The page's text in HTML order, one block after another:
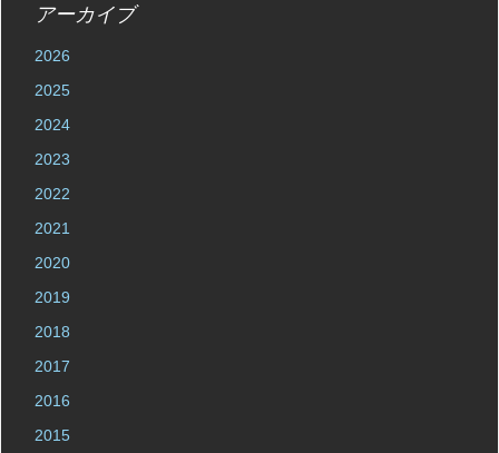
アーカイブ
2026
2025
2024
2023
2022
2021
2020
2019
2018
2017
2016
2015